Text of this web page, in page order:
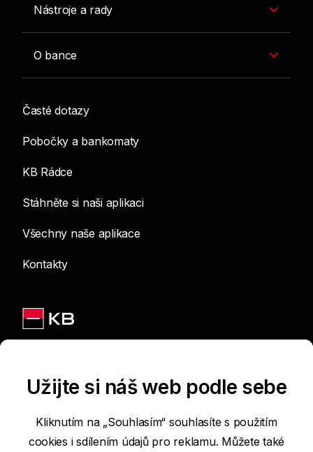
Nástroje a rady
O bance
Časté dotazy
Pobočky a bankomaty
KB Rádce
Stáhněte si naši aplikaci
Všechny naše aplikace
Kontakty
Užijte si náš web podle sebe
Kliknutím na „Souhlasím“ souhlasíte s použitím
cookies i sdílením údajů pro reklamu. Můžete také